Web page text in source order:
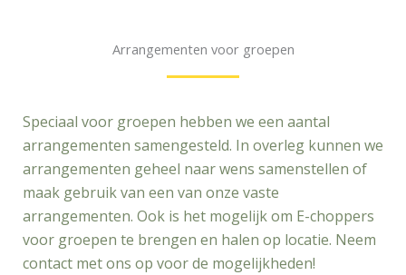
Arrangementen voor groepen
Speciaal voor groepen hebben we een aantal
arrangementen samengesteld. In overleg kunnen we
arrangementen geheel naar wens samenstellen of
maak gebruik van een van onze vaste
arrangementen. Ook is het mogelijk om E-choppers
voor groepen te brengen en halen op locatie. Neem
contact met ons op voor de mogelijkheden!